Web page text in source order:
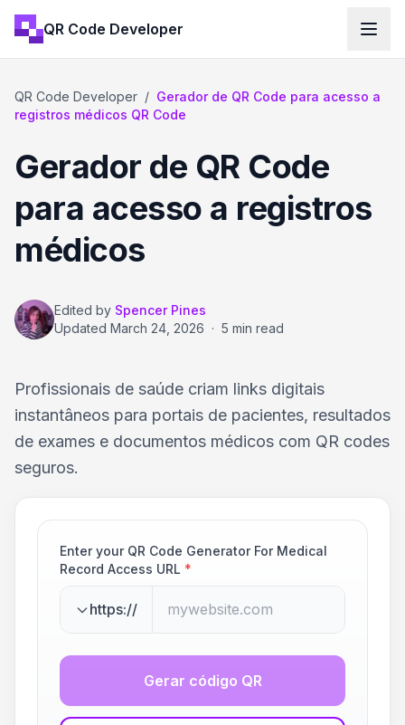
QR Code Developer
QR Code Developer / Gerador de QR Code para acesso a
registros médicos QR Code
Gerador de QR Code
para acesso a registros
médicos
Edited by Spencer Pines
Updated March 24, 2026 · 5 min read
Profissionais de saúde criam links digitais
instantâneos para portais de pacientes, resultados
de exames e documentos médicos com QR codes
seguros.
Enter your QR Code Generator For Medical
Record Access URL *
https://
Gerar código QR